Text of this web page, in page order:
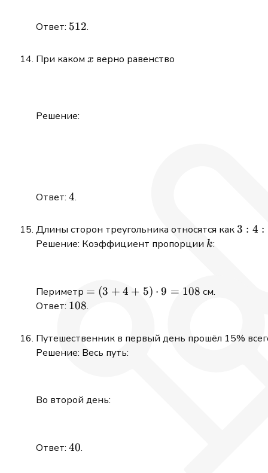
Ответ: 512
512.
При каком x
x верно равенство
Решение:
Ответ: 4
4.
Длины сторон треугольника относятся как3:4:5
3 : 4 :
Решение: Коэффициент пропорции k
k:
Периметр =
= (3 + 4 + 5) ⋅ 9 = 108 см.
Ответ: 108
108.
Путешественник в первый день прошёл 15%
Решение: Весь путь:
Во второй день:
Ответ: 40
40.